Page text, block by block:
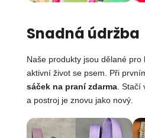
Snadná údržba
Naše produkty jsou dělané
aktivní život se psem. Při
sáček na praní zdarma. Stačí
a postroj je znovu jako nový.